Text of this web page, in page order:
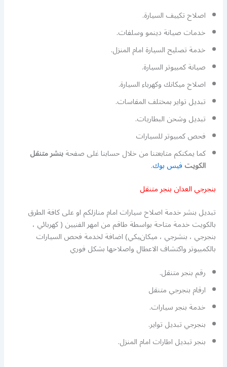
اصلاح تكييف السيارة.
خدمات صيانة دينمو وسلفات.
خدمة تصليح السيارة امام المنزل.
صيانة كمبيوتر السيارة.
اصلاح ميكانك وكهرباء السيارة.
تبديل تواير بمختلف المقاسات.
تبديل وشحن البطاريات.
فحص كمبيوتر للسيارات
كما يمكنكم متابعتنا من خلال حسابنا غلى صفحةبنشر متنقل
الكويتفيس بوك.
بنجرجي العدان بنجر متنقل
تبديل بنشر خدمة اصلاح سيارات امام منازلكم او على كافة الطرق
بالكويت خدمة متاحة بواسطة طاقم من امهر الفنيين ( كهربائي ،
بنجرجي ، بنشرجي ، ميكانيكي) اضافة لخدمة فحص السيارات
بالكمبيوتر واكتشاف الاعطال واصلاحها بشكل فوري
رقم بنجر متنقل.
ارقام بنجرجي متنقل
خدمة بنجر سيارات.
بنجرجي تبديل تواير.
بنجر تبديل اطارات امام المنزل.